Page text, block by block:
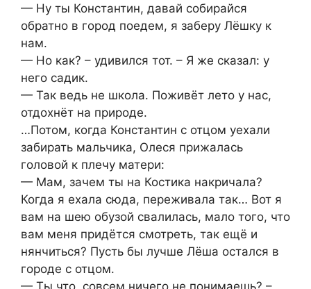
— Ну ты Константин, давай собирайся
обратно в город поедем, я заберу Лёшку к
нам.
— Но как? – удивился тот. – Я же сказал: у
него садик.
— Так ведь не школа. Поживёт лето у нас,
отдохнёт на природе.
…Потом, когда Константин с отцом уехали
забирать мальчика, Олеся прижалась
головой к плечу матери:
— Мам, зачем ты на Костика накричала?
Когда я ехала сюда, переживала так… Вот я
вам на шею обузой свалилась, мало того, что
вам меня придётся смотреть, так ещё и
нянчиться? Пусть бы лучше Лёша остался в
городе с отцом.
— Ты что, совсем ничего не понимаешь? –